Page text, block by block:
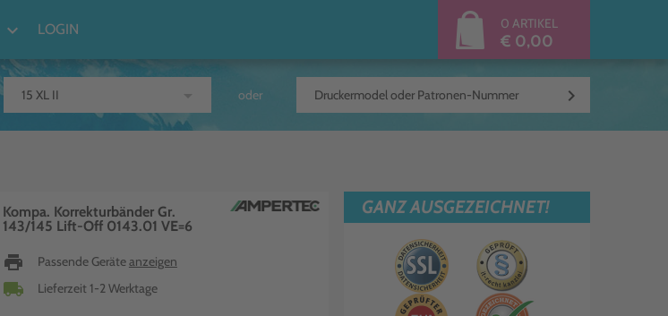
keyboard_arrow_down LOGIN 0 ARTIKEL
€ 0,00
oder keyboard_arrow_right
Kompa. Korrekturbänder Gr.
143/145 Lift-Off 0143.01 VE=6
print Passende Geräteanzeigen
local_shipping Lieferzeit 1-2 Werktage
GANZ AUSGEZEICHNET!